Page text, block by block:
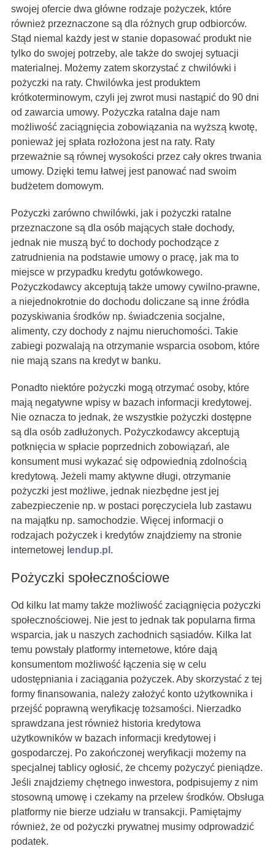
swojej ofercie dwa główne rodzaje pożyczek, które
również przeznaczone są dla różnych grup odbiorców.
Stąd niemal każdy jest w stanie dopasować produkt nie
tylko do swojej potrzeby, ale także do swojej sytuacji
materialnej. Możemy zatem skorzystać z chwilówki i
pożyczki na raty. Chwilówka jest produktem
krótkoterminowym, czyli jej zwrot musi nastąpić do 90 dni
od zawarcia umowy. Pożyczka ratalna daje nam
możliwość zaciągnięcia zobowiązania na wyższą kwotę,
ponieważ jej spłata rozłożona jest na raty. Raty
przeważnie są równej wysokości przez cały okres trwania
umowy. Dzięki temu łatwej jest panować nad swoim
budżetem domowym.
Pożyczki zarówno chwilówki, jak i pożyczki ratalne
przeznaczone są dla osób mających stałe dochody,
jednak nie muszą być to dochody pochodzące z
zatrudnienia na podstawie umowy o pracę, jak ma to
miejsce w przypadku kredytu gotówkowego.
Pożyczkodawcy akceptują także umowy cywilno-prawne,
a niejednokrotnie do dochodu doliczane są inne źródła
pozyskiwania środków np. świadczenia socjalne,
alimenty, czy dochody z najmu nieruchomości. Takie
zabiegi pozwalają na otrzymanie wsparcia osobom, które
nie mają szans na kredyt w banku.
Ponadto niektóre pożyczki mogą otrzymać osoby, które
mają negatywne wpisy w bazach informacji kredytowej.
Nie oznacza to jednak, że wszystkie pożyczki dostępne
są dla osób zadłużonych. Pożyczkodawcy akceptują
potknięcia w spłacie poprzednich zobowiązań, ale
konsument musi wykazać się odpowiednią zdolnością
kredytową. Jeżeli mamy aktywne długi, otrzymanie
pożyczki jest możliwe, jednak niezbędne jest jej
zabezpieczenie np. w postaci poręczyciela lub zastawu
na majątku np. samochodzie. Więcej informacji o
rodzajach pożyczek i kredytów znajdziemy na stronie
internetowej lendup.pl.
Pożyczki społecznościowe
Od kilku lat mamy także możliwość zaciągnięcia pożyczki
społecznościowej. Nie jest to jednak tak popularna firma
wsparcia, jak u naszych zachodnich sąsiadów. Kilka lat
temu powstały platformy internetowe, które dają
konsumentom możliwość łączenia się w celu
udostępniania i zaciągania pożyczek. Aby skorzystać z tej
formy finansowania, należy założyć konto użytkownika i
przejść poprawną weryfikację tożsamości. Nierzadko
sprawdzana jest również historia kredytowa
użytkowników w bazach informacji kredytowej i
gospodarczej. Po zakończonej weryfikacji możemy na
specjalnej tablicy ogłosić, że chcemy pożyczyć pieniądze.
Jeśli znajdziemy chętnego inwestora, podpisujemy z nim
stosowną umowę i czekamy na przelew środków. Obsługa
platformy nie bierze udziału w transakcji. Pamiętajmy
również, że od pożyczki prywatnej musimy odprowadzić
podatek.